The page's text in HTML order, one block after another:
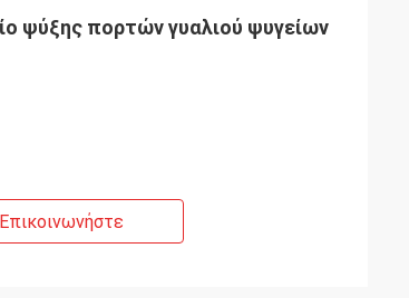
ψύξης πορτών γυαλιού ψυγείων
Επικοινωνήστε